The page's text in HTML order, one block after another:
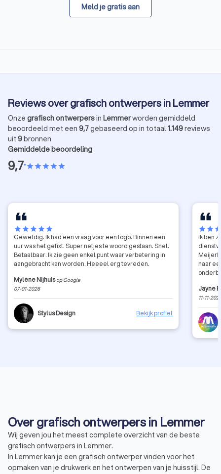
Meld je gratis aan
Reviews over grafisch ontwerpers in Lemmer
Onze grafisch ontwerpersin Lemmerworden gemiddeld
beoordeeld met een 9,7gebaseerd op in totaal1.149reviews
uit 9bronnen
Gemiddelde beoordeling
9,7•starstarstarstarstar
starstarstarstarstar
Geweldig. Ik had een vraag voor een logo. Binnen een
uur was het gefixt. Super netjes te woord gestaan. Snel.
Betaalbaar. Ik zie geen enkel punt waar verbetering in
aangebracht kan worden. Heeeel erg tevreden.
Mylène Nijhuis op Google
07-01-2026
Stylus Design Bekijk profiel
starstar
Ik ben
naar
Jayne
11-11-
Over grafisch ontwerpers in Lemmer
Wij geven jou het meest complete overzicht van de beste
grafisch ontwerpers in Lemmer.
In Lemmer kan je een grafisch ontwerper vinden voor het
opmaken van je drukwerk en het ontwerpen van je huisstijl. De